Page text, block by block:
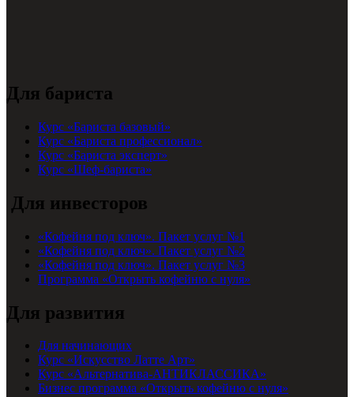
Для бариста
Курс «Бариста базовый»
Курс «Бариста профессионал»
Курс «Бариста эксперт»
Курс «Шеф-бариста»
Для инвесторов
«Кофейня под ключ». Пакет услуг №1
«Кофейня под ключ». Пакет услуг №2
«Кофейня под ключ». Пакет услуг №3
Программа «Открыть кофейню с нуля»
Для развития
Для начинающих
Курс «Искусство Латте Арт»
Курс «Альтернатива-АНТИКЛАССИКА»
Бизнес программа «Открыть кофейню с нуля»